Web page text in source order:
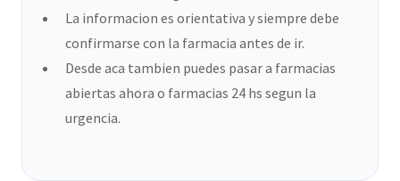
La informacion es orientativa y siempre debe
confirmarse con la farmacia antes de ir.
Desde aca tambien puedes pasar a farmacias
abiertas ahora o farmacias 24 hs segun la
urgencia.